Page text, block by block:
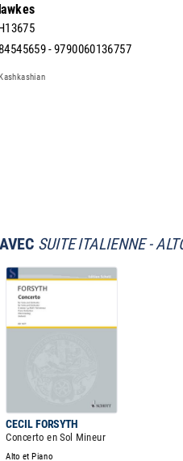
- 9790060136757
SUITE ITALIENNE -
CECIL FORSYTH
Concerto en Sol Mineur
Alto et Piano